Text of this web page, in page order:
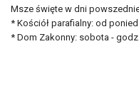
Msze święte w dni
* Kościół parafialny: od
* Dom Zakonny: sobota -